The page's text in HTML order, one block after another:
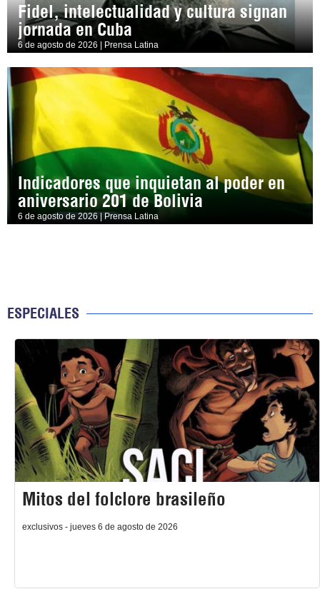
Fidel, intelectualidad y cultura signan
jornada en Cuba
6 de agosto de 2026 | Prensa Latina
Indicadores que inquietan al poder en
aniversario 201 de Bolivia
6 de agosto de 2026 | Prensa Latina
ESPECIALES
Mitos del folclore brasileño
exclusivos - jueves 6 de agosto de 2026